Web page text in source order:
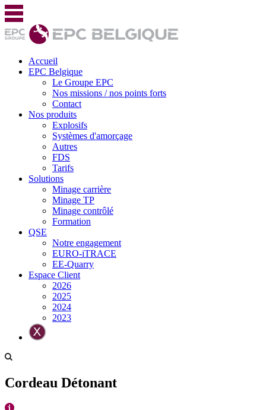
Accueil
EPC Belgique
Le Groupe EPC
Nos missions / nos points forts
Contact
Nos produits
Explosifs
Systèmes d'amorçage
Autres
FDS
Tarifs
Solutions
Minage carrière
Minage TP
Minage contrôlé
Formation
QSE
Notre engagement
EURO-iTRACE
EE-Quarry
Espace Client
2026
2025
2024
2023
Cordeau Détonant